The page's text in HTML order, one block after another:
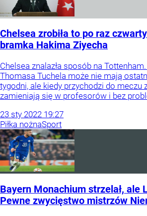
Chelsea zrobiła to po raz
bramka Hakima Ziyecha
Chelsea znalazła sposób na
Thomasa Tuchela może nie mają
tygodni, ale kiedy przychodzi do meczu
zamieniają się w profesorów i bez
23 sty 2022 19:27
Piłka nożnaSport
Bayern Monachium strzelał, ale
Pewne zwycięstwo mistrzów